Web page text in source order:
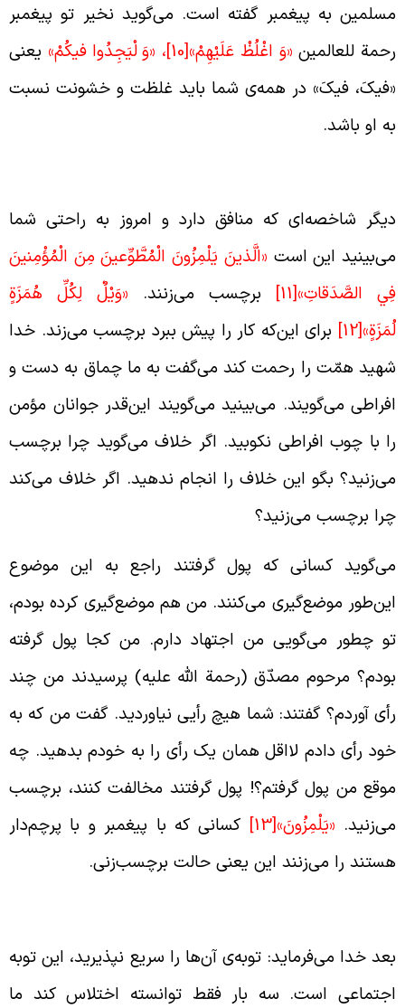
به پیغمبر گفته است. می‌گوید نخیر تو پیغمبر
للعالمین«وَ اغْلُظْ عَلَيْهِمْ»[10] ، « وَ لْيَجِدُوا فيكُمْ»یعنی
فیکَ» در همه‌ی شما باید غلظت و خشونت نسبت
او باشد.
شاخصه‌ای که منافق دارد و امروز به راحتی شما
این است«الَّذينَ يَلْمِزُونَ الْمُطَّوِّعينَ مِنَ الْمُؤْمِنينَ
الصَّدَقاتِ»[11] برچسب می‌زنند.
«وَيْلٌ لِكُلِّ هُمَزَةٍ
[12]
برای این‌که کار را پیش ببرد برچسب می‌زند. خدا
همّت را رحمت کند می‌گفت به ما چماق به دست و
می‌گویند. می‌بینید می‌گویند این‌قدر جوانان مؤمن
با چوب افراطی نکوبید. اگر خلاف می‌گوید چرا برچسب
بگو این خلاف را انجام ندهید. اگر خلاف می‌کند
برچسب می‌زنید؟
کسانی که پول گرفتند راجع به این موضوع
موضع‌گیری می‌کنند. من هم موضع‌گیری کرده بودم،
چطور می‌گویی من اجتهاد دارم. من کجا پول گرفته
مرحوم مصدّق (رحمة الله علیه) پرسیدند من چند
آوردم؟ گفتند: شما هیچ رأیی نیاوردید. گفت من که به
رأی دادم لااقل همان یک رأی را به خودم بدهید. چه
من پول گرفتم؟! پول گرفتند مخالفت کنند، برچسب
«يَلْمِزُونَ»[13]
کسانی که با پیغمبر و با پرچم‌دار
را می‌زنند این یعنی حالت برچسب‌زنی.
خدا می‌فرماید: توبه‌ی آن‌ها را سریع نپذیرید، این توبه
است. سه بار فقط توانسته اختلاس کند ما